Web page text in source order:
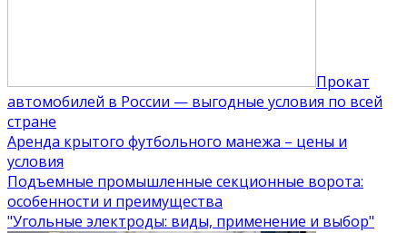
Прокат
автомобилей в России — выгодные условия по всей
стране
Аренда крытого футбольного манежа – цены и
условия
Подъемные промышленные секционные ворота:
особенности и преимущества
"Угольные электроды: виды, применение и выбор"